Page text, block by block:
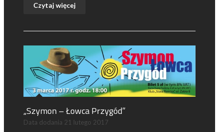
Czytaj więcej
„Szymon – Łowca Przygód”
Data dodania 21 lutego 2017